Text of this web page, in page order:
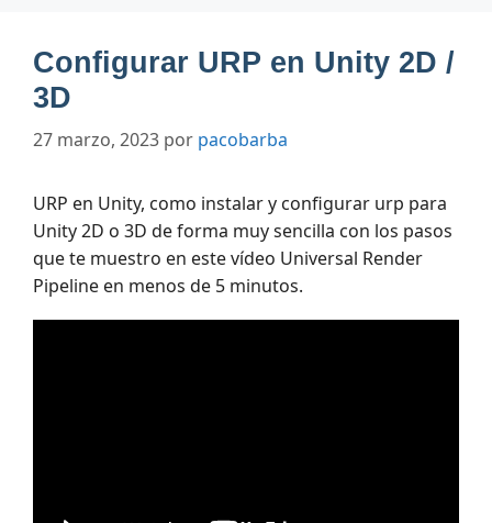
Configurar URP en Unity 2D /
3D
27 marzo, 2023 por pacobarba
URP en Unity, como instalar y configurar urp para
Unity 2D o 3D de forma muy sencilla con los pasos
que te muestro en este vídeo Universal Render
Pipeline en menos de 5 minutos.